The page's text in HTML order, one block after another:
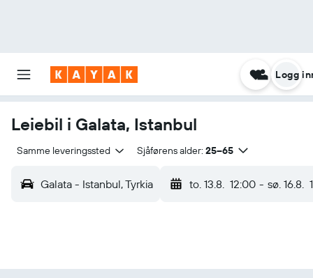
Logg
Leiebil i Galata, Istanbul
Samme leveringssted Sjåførens alder: 25–65
Galata - Istanbul, Tyrkia to. 13.8. 12:00 - sø. 16.8.